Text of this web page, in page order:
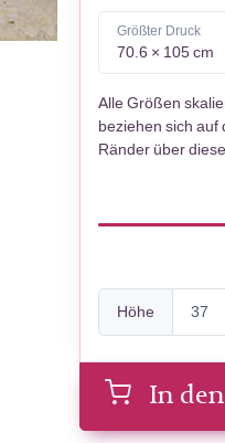
Größter Druck
70.6 × 105 cm
Alle Größen
beziehen sich auf
Ränder über
Höhe
In